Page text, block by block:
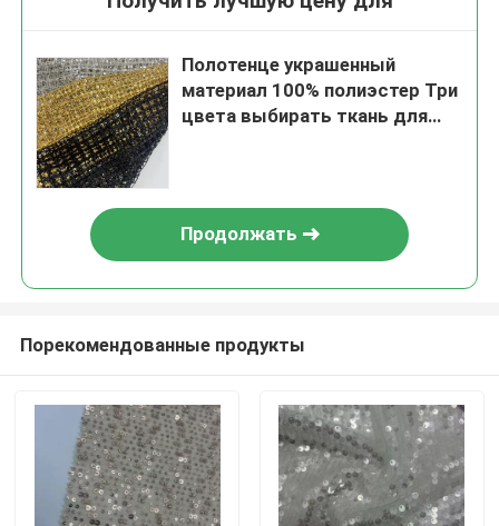
Полотенце украшенный
материал 100% полиэстер Три
цвета выбирать ткань для
Продолжать
Порекомендованные продукты